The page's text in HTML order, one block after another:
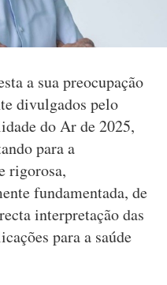
a sua preocupação
divulgados pelo
do Ar de 2025,
para a
rigorosa,
fundamentada, de
interpretação das
para a saúde